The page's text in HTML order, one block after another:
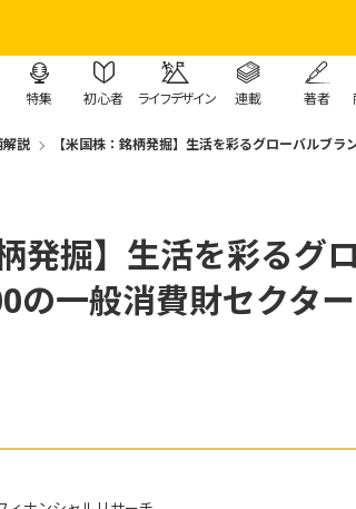
特集 初心者 ライフデザイン 連載 著者
説
【米国株：銘柄発掘】生活を彩るグローバルブ
発掘】生活を彩るグ
の一般消費財セクタ